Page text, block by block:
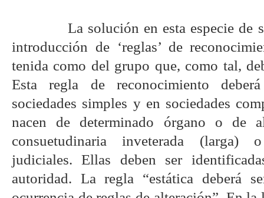
La solución en esta especie de
introducción de ‘reglas’ de
tenida como del grupo que, como tal,
Esta regla de reconocimiento
sociedades simples y en sociedades
nacen de determinado órgano o de
consuetudinaria inveterada (larga)
judiciales. Ellas deben ser
autoridad. La regla “estática deberá